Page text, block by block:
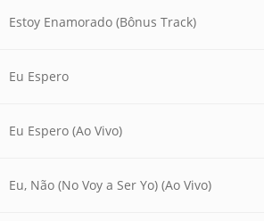
Estoy Enamorado (Bônus Track)
Eu Espero
Eu Espero (Ao Vivo)
Eu, Não (No Voy a Ser Yo) (Ao Vivo)